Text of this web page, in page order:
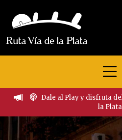
Dale al Play y disfruta
la Plata